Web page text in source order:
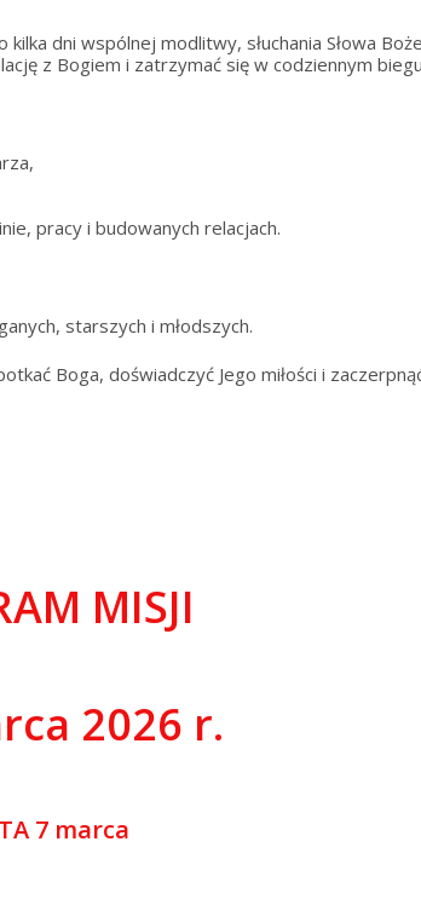
dni wspólnej modlitwy, słuchania Słowa
z Bogiem i zatrzymać się w codziennym
pracy i budowanych relacjach.
starszych i młodszych.
Boga, doświadczyć Jego miłości i
MISJI
2026 r.
7 marca